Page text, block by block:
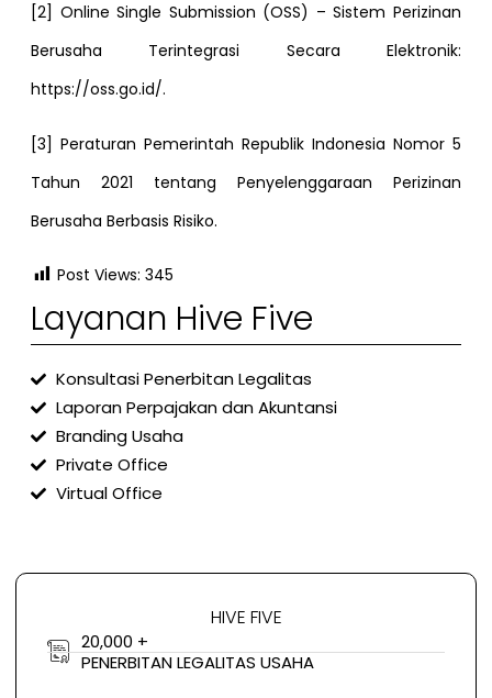
[2] Online Single Submission (OSS) – Sistem Perizinan
Berusaha Terintegrasi Secara Elektronik:
https://oss.go.id/.
[3] Peraturan Pemerintah Republik Indonesia Nomor 5
Tahun 2021 tentang Penyelenggaraan Perizinan
Berusaha Berbasis Risiko.
Post Views: 345
Layanan Hive Five
Konsultasi Penerbitan Legalitas
Laporan Perpajakan dan Akuntansi
Branding Usaha
Private Office
Virtual Office
HIVE FIVE
20,000 +
PENERBITAN LEGALITAS USAHA